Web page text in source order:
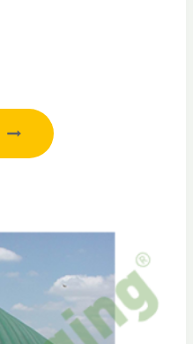
produs
variații.
pot
fi
alese